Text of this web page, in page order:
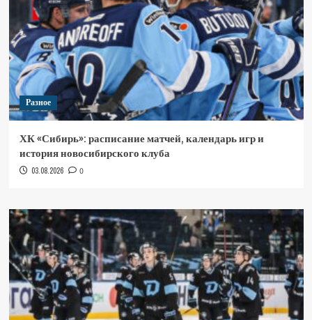
Разное
ХК «Сибирь»: расписание матчей, календарь игр и
история новосибирского клуба
03.08.2026 0